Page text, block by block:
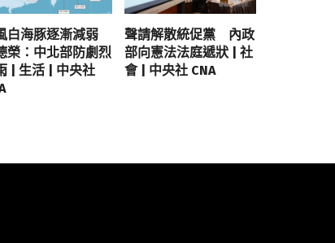
白海豚逐漸減弱
榮：中北部防劇烈
| 生活 | 中央社
聲請解散統促黨 內政
部向憲法法庭遞狀 | 社
會 | 中央社 CNA